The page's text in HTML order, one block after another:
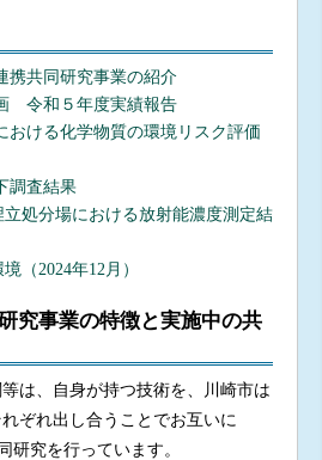
携共同研究事業の紹介
令和５年度実績報告
おける化学物質の環境リスク評価
調査結果
処分場における放射能濃度測定結
（2024年12月）
究事業の特徴と実施中の共
は、自身が持つ技術を、川崎市は
ぞれ出し合うことでお互いに
研究を行っています。